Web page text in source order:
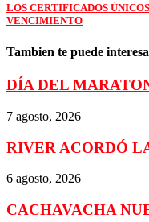
LOS CERTIFICADOS
VENCIMIENTO
Tambien te puede
DÍA DEL
7 agosto, 2026
RIVER ACORDÓ
6 agosto, 2026
CACHAVACHA